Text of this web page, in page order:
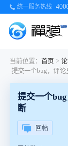
统一服务热线
当前位置： 首页 >
提交一个
断
回帖